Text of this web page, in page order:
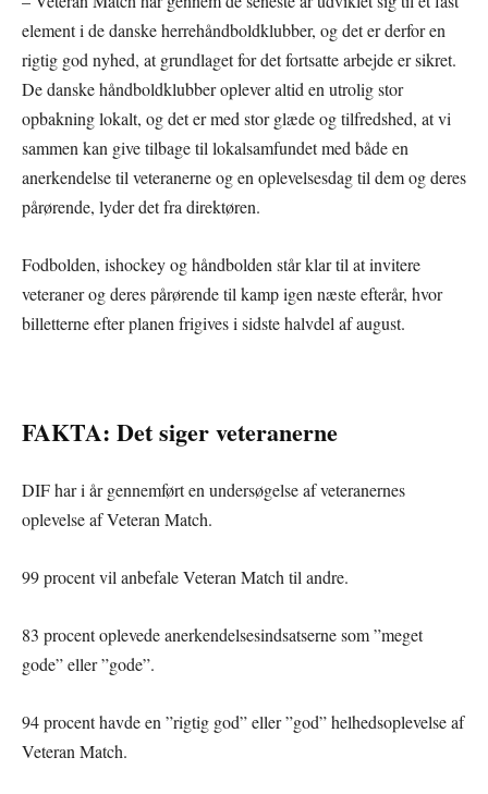
element i de danske herrehåndboldklubber, og det er derfor en
rigtig god nyhed, at grundlaget for det fortsatte arbejde er sikret.
De danske håndboldklubber oplever altid en utrolig stor
opbakning lokalt, og det er med stor glæde og tilfredshed, at vi
sammen kan give tilbage til lokalsamfundet med både en
anerkendelse til veteranerne og en oplevelsesdag til dem og deres
pårørende, lyder det fra direktøren.
Fodbolden, ishockey og håndbolden står klar til at invitere
veteraner og deres pårørende til kamp igen næste efterår, hvor
billetterne efter planen frigives i sidste halvdel af august.
FAKTA: Det siger veteranerne
DIF har i år gennemført en undersøgelse af veteranernes
oplevelse af Veteran Match.
99 procent vil anbefale Veteran Match til andre.
83 procent oplevede anerkendelsesindsatserne som ”meget
gode” eller ”gode”.
94 procent havde en ”rigtig god” eller ”god” helhedsoplevelse af
Veteran Match.